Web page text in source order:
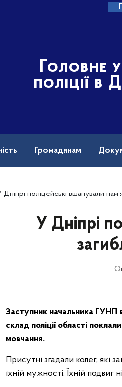
Головне
поліції в
Громадянам
поліцейські вшанували пам’ять загиблих за
У Дніпрі
Заступник начальника ГУНП
склад поліції області
мовчання.
Присутні згадали колег, які
їхній мужності. Їхній подвиг